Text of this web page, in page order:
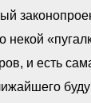
некой
и есть